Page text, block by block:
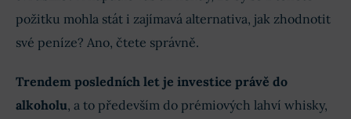
požitku mohla stát i zajímavá alternativa, jak zhodnotit
své peníze? Ano, čtete správně.
Trendem posledních let je investice právě do
alkoholu, a to především do prémiových lahví whisky,